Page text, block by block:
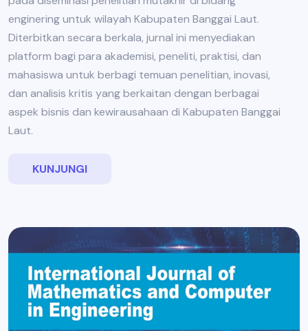
enginering untuk wilayah Kabupaten Banggai Laut.
Diterbitkan secara berkala, jurnal ini menyediakan
platform bagi para akademisi, peneliti, praktisi, dan
mahasiswa untuk berbagi temuan penelitian, inovasi,
dan analisis kritis yang berkaitan dengan berbagai
aspek bisnis dan kewirausahaan di Kabupaten Banggai
Laut.
KUNJUNGI